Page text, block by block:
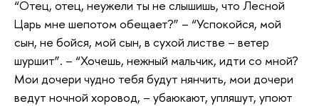
“Отец, отец, неужели ты не слышишь, что Лесной
Царь мне шепотом обещает?” – “Успокойся, мой
сын, не бойся, мой сын, в сухой листве – ветер
шуршит”. – “Хочешь, нежный мальчик, идти со мной?
Мои дочери чудно тебя будут нянчить, мои дочери
ведут ночной хоровод, – убаюкают, упляшут, упоют